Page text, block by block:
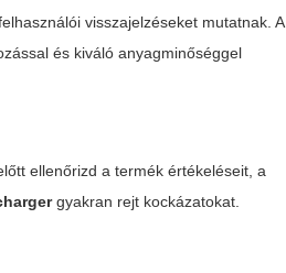
visszajelzéseket mutatnak. A
és kiváló anyagminőséggel
ellenőrizd a termék értékeléseit, a
gyakran rejt kockázatokat.